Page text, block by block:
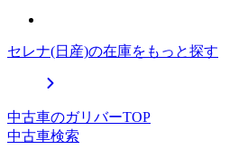
セレナ(日産)の在庫をもっと探す
中古車のガリバーTOP
中古車検索